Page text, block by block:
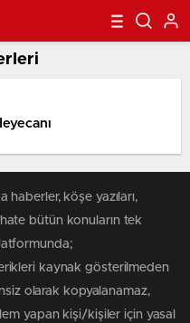
haberler, köşe yazıları,
bütün konuların tek
kaynak gösterilmeden
olarak kopyalanamaz,
yapan kişi/kişiler için yasal